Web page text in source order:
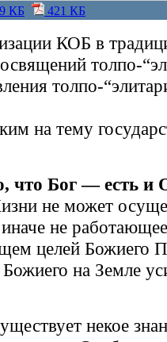
КБ 421 КБ
КОБ в
толпо-
толпо-
на тему
что Бог — есть
не может
не
целей
на Земле
некое